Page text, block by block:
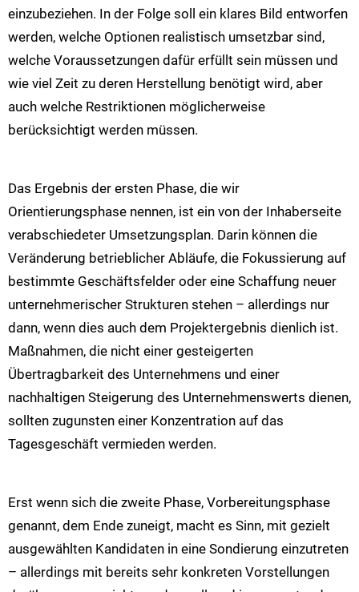
einzubeziehen. In der Folge soll ein klares Bild entworfen
werden, welche Optionen realistisch umsetzbar sind,
welche Voraussetzungen dafür erfüllt sein müssen und
wie viel Zeit zu deren Herstellung benötigt wird, aber
auch welche Restriktionen möglicherweise
berücksichtigt werden müssen.
Das Ergebnis der ersten Phase, die wir
Orientierungsphase nennen, ist ein von der Inhaberseite
verabschiedeter Umsetzungsplan. Darin können die
Veränderung betrieblicher Abläufe, die Fokussierung auf
bestimmte Geschäftsfelder oder eine Schaffung neuer
unternehmerischer Strukturen stehen – allerdings nur
dann, wenn dies auch dem Projektergebnis dienlich ist.
Maßnahmen, die nicht einer gesteigerten
Übertragbarkeit des Unternehmens und einer
nachhaltigen Steigerung des Unternehmenswerts dienen,
sollten zugunsten einer Konzentration auf das
Tagesgeschäft vermieden werden.
Erst wenn sich die zweite Phase, Vorbereitungsphase
genannt, dem Ende zuneigt, macht es Sinn, mit gezielt
ausgewählten Kandidaten in eine Sondierung einzutreten
– allerdings mit bereits sehr konkreten Vorstellungen